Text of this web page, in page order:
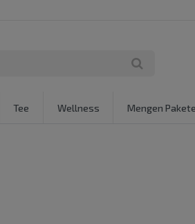
Tee Wellness Mengen Pakete